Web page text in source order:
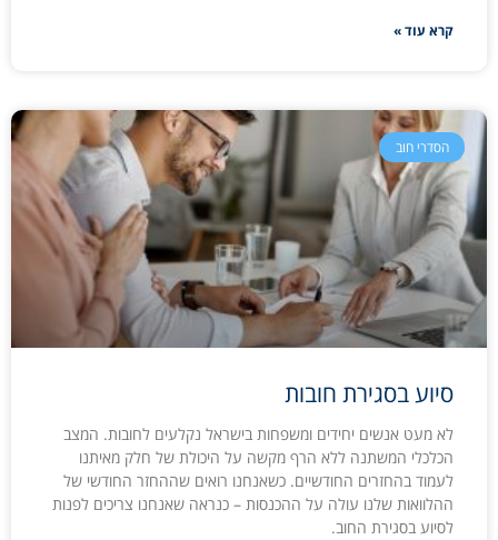
קרא עוד »
הסדרי חוב
סיוע בסגירת חובות
לא מעט אנשים יחידים ומשפחות בישראל נקלעים לחובות. המצב
הכלכלי המשתנה ללא הרף מקשה על היכולת של חלק מאיתנו
לעמוד בהחזרים החודשיים. כשאנחנו רואים שההחזר החודשי של
ההלוואות שלנו עולה על ההכנסות – כנראה שאנחנו צריכים לפנות
לסיוע בסגירת החוב.